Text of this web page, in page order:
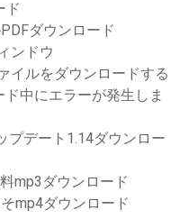
ド
ダウンロード
ンドウ
イルをダウンロードする
中にエラーが発生しま
プデート1.14ダウンロー
mp3ダウンロード
mp4ダウンロード